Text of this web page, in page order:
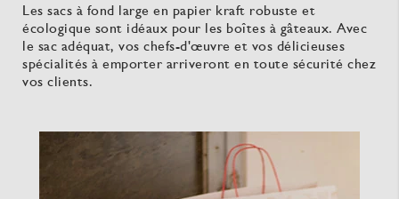
Les sacs à fond large en papier kraft robuste et
écologique sont idéaux pour les boîtes à gâteaux. Avec
le sac adéquat, vos chefs-d'œuvre et vos délicieuses
spécialités à emporter arriveront en toute sécurité chez
vos clients.